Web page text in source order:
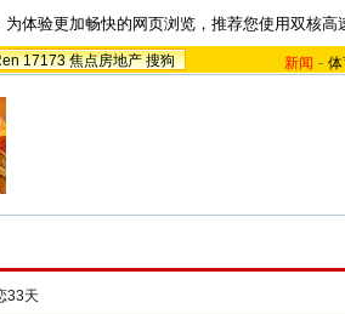
为体验更加畅快的网页浏览，推荐您使用双核高
17173 焦点房地产 搜狗 新闻 -
33天